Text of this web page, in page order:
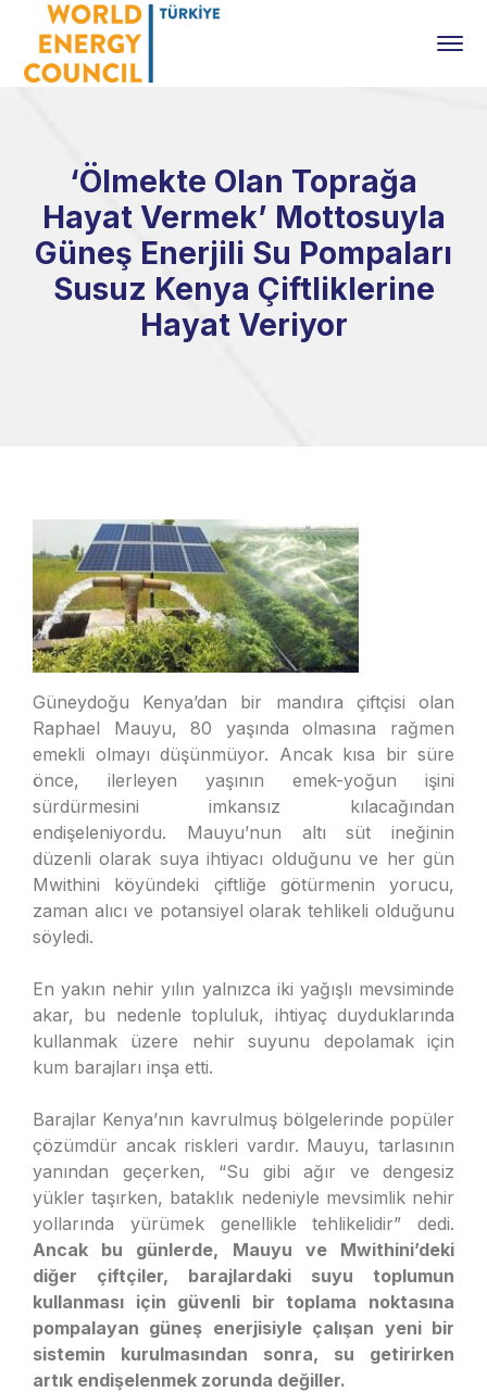
‘Ölmekte Olan Toprağa
Hayat Vermek’ Mottosuyla
Güneş Enerjili Su Pompaları
Susuz Kenya Çiftliklerine
Hayat Veriyor
Güneydoğu Kenya’dan bir mandıra çiftçisi olan
Raphael Mauyu, 80 yaşında olmasına rağmen
emekli olmayı düşünmüyor. Ancak kısa bir süre
önce, ilerleyen yaşının emek-yoğun işini
sürdürmesini imkansız kılacağından
endişeleniyordu. Mauyu’nun altı süt ineğinin
düzenli olarak suya ihtiyacı olduğunu ve her gün
Mwithini köyündeki çiftliğe götürmenin yorucu,
zaman alıcı ve potansiyel olarak tehlikeli olduğunu
söyledi.
En yakın nehir yılın yalnızca iki yağışlı mevsiminde
akar, bu nedenle topluluk, ihtiyaç duyduklarında
kullanmak üzere nehir suyunu depolamak için
kum barajları inşa etti.
Barajlar Kenya’nın kavrulmuş bölgelerinde popüler
çözümdür ancak riskleri vardır. Mauyu, tarlasının
yanından geçerken, “Su gibi ağır ve dengesiz
yükler taşırken, bataklık nedeniyle mevsimlik nehir
yollarında yürümek genellikle tehlikelidir” dedi.
Ancak bu günlerde, Mauyu ve Mwithini’deki
diğer çiftçiler, barajlardaki suyu toplumun
kullanması için güvenli bir toplama noktasına
pompalayan güneş enerjisiyle çalışan yeni bir
sistemin kurulmasından sonra, su getirirken
artık endişelenmek zorunda değiller.